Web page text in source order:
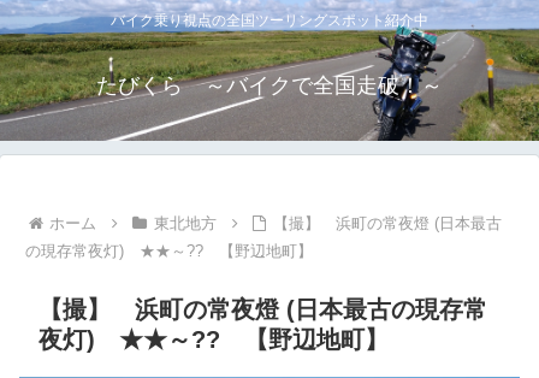
バイク乗り視点の全国ツーリングスポット紹介中
たびくら ～バイクで全国走破！～
ホーム 東北地方
【撮】 浜町の常夜燈 (日本最古
の現存常夜灯) ★★～?? 【野辺地町】
【撮】 浜町の常夜燈 (日本最古の現存常
夜灯) ★★～?? 【野辺地町】